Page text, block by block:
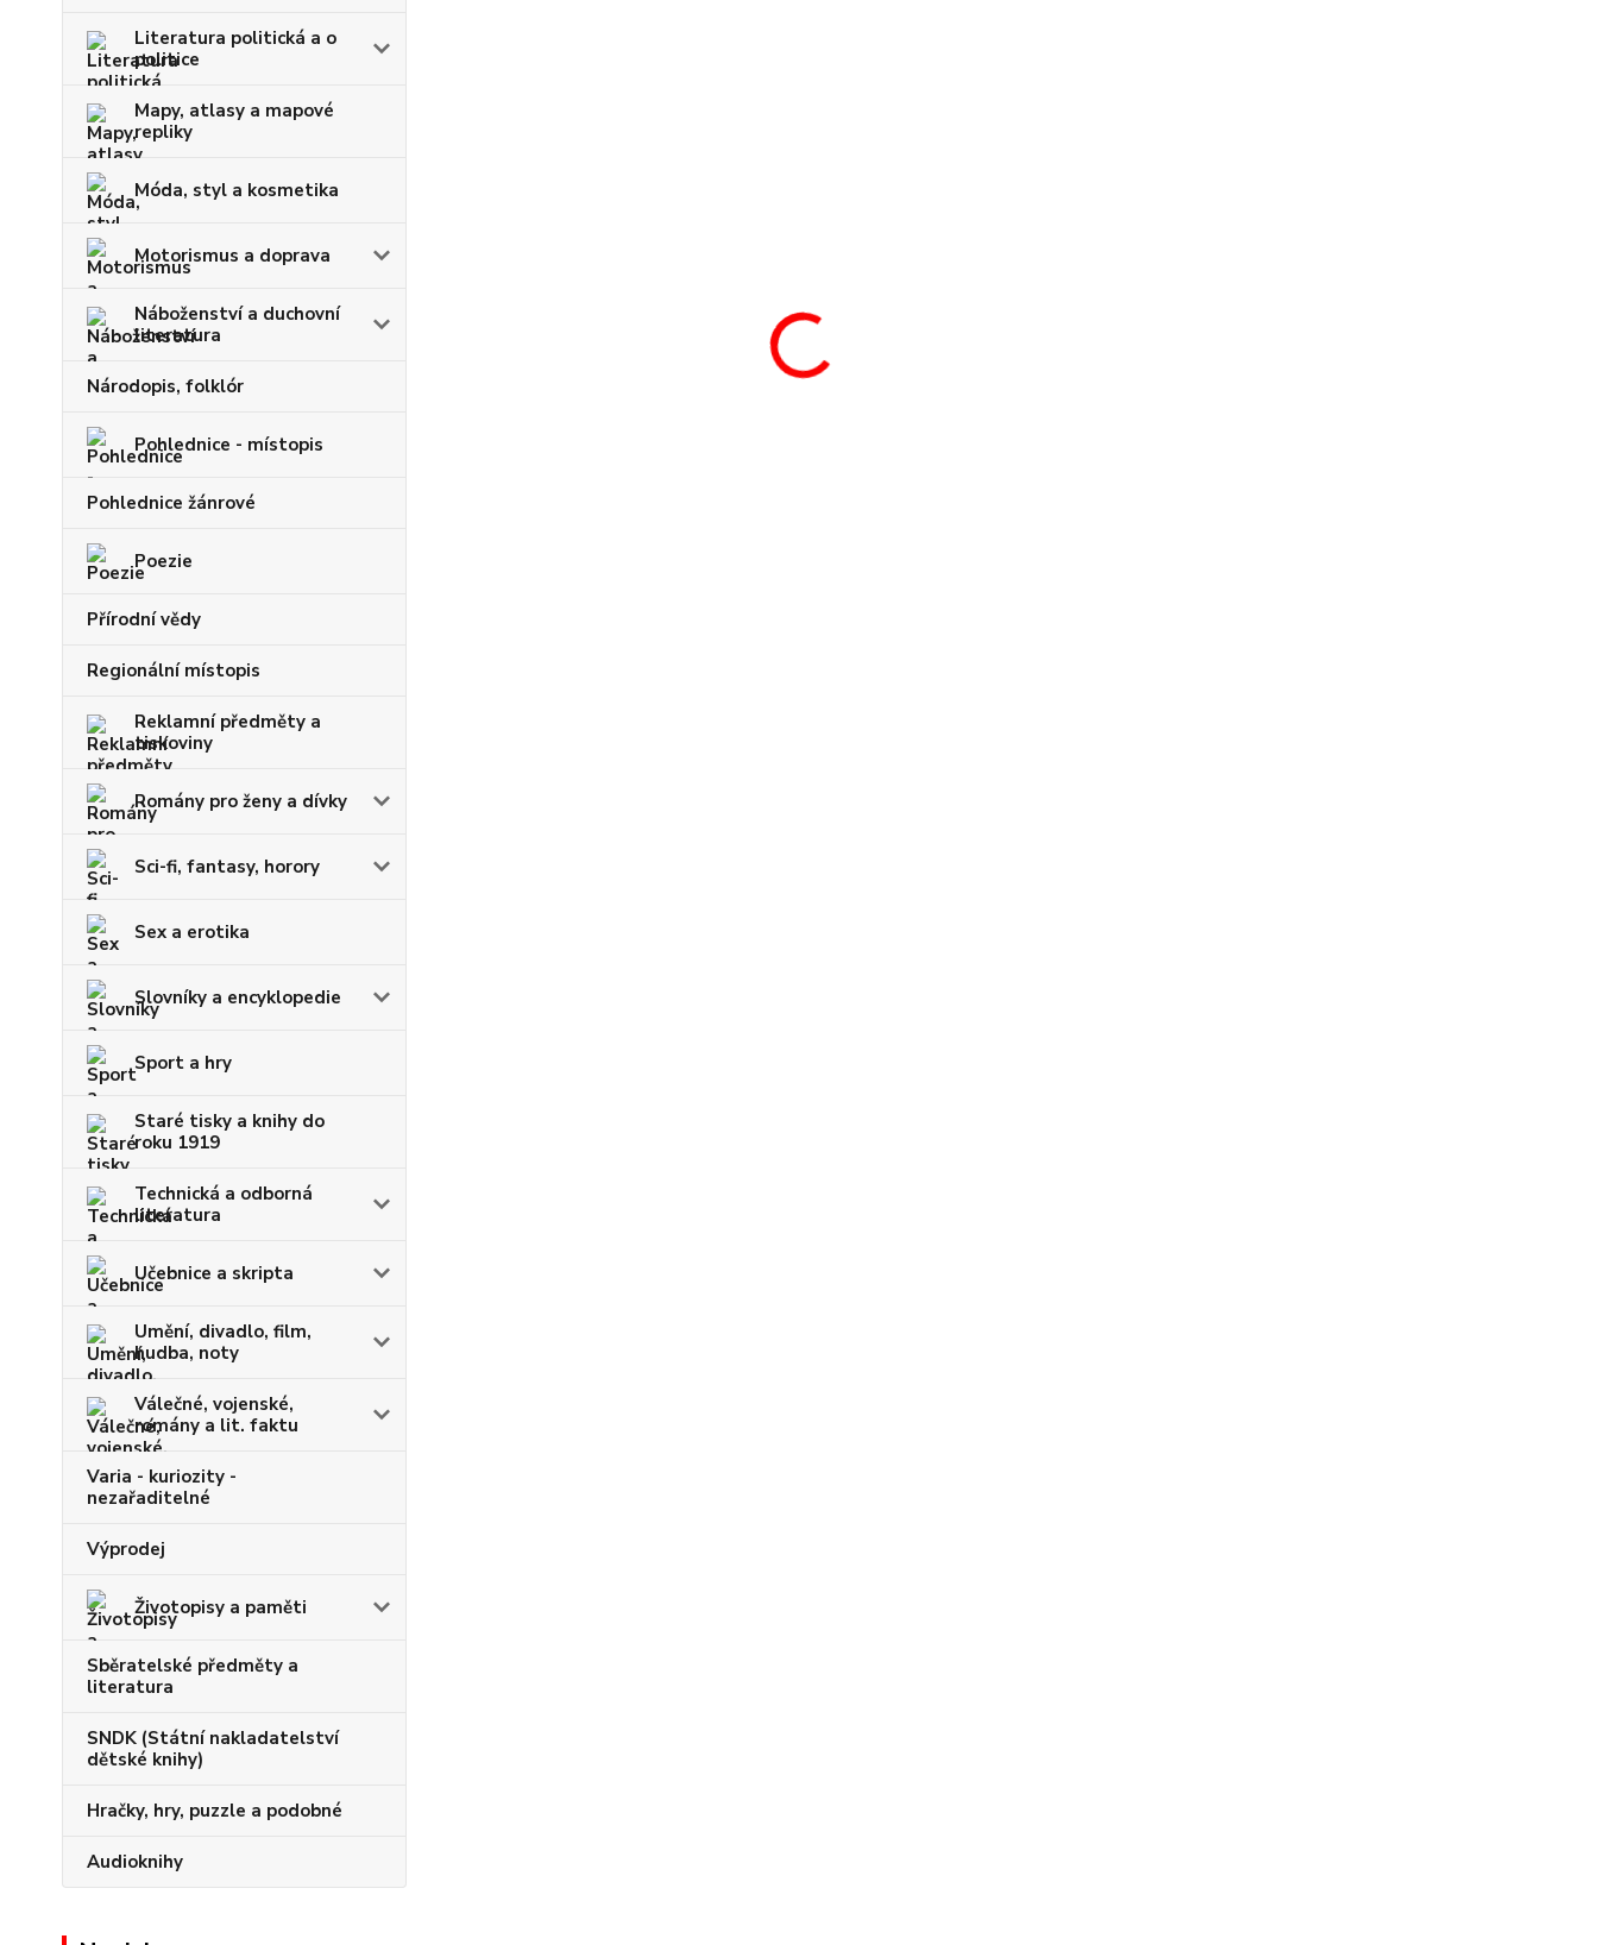
Literatura politická a o
politice
Mapy, atlasy a mapové
repliky
Móda, styl a kosmetika
Motorismus a doprava
Náboženství a duchovní
literatura
Národopis, folklór
Pohlednice - místopis
Pohlednice žánrové
Poezie
Přírodní vědy
Regionální místopis
Reklamní předměty a
tiskoviny
Romány pro ženy a dívky
Sci-fi, fantasy, horory
Sex a erotika
Slovníky a encyklopedie
Sport a hry
Staré tisky a knihy do
roku 1919
Technická a odborná
literatura
Učebnice a skripta
Umění, divadlo, film,
hudba, noty
Válečné, vojenské,
romány a lit. faktu
Varia - kuriozity -
nezařaditelné
Výprodej
Životopisy a paměti
Sběratelské předměty a
literatura
SNDK (Státní nakladatelství
dětské knihy)
Hračky, hry, puzzle a podobné
Audioknihy